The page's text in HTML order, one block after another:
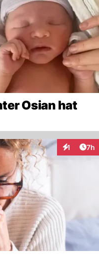
Osian hat
1 7h